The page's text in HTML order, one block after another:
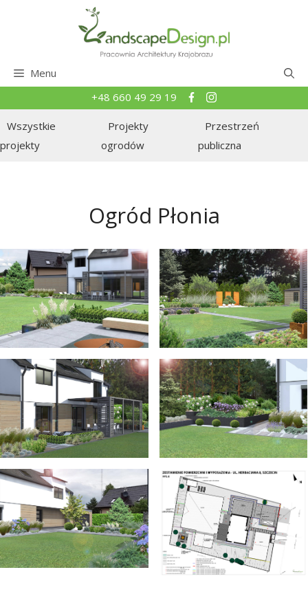
Menu
+48 660 49 29 19
Wszystkie
projekty
Projekty
ogrodów
Przestrzeń
publiczna
Ogród Płonia